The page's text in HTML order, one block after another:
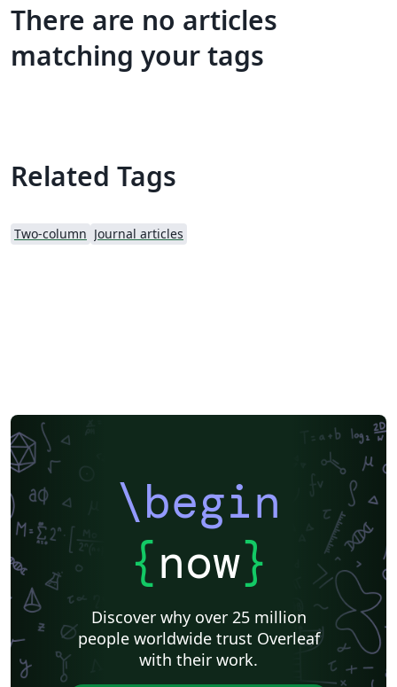
There are no articles
matching your tags
Related Tags
Two-column Journal articles
\begin
{now}
Discover why over 25 million
people worldwide trust Overleaf
with their work.